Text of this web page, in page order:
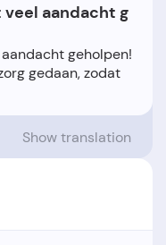
aandacht g
geholpen!
gedaan, zodat
Show translation